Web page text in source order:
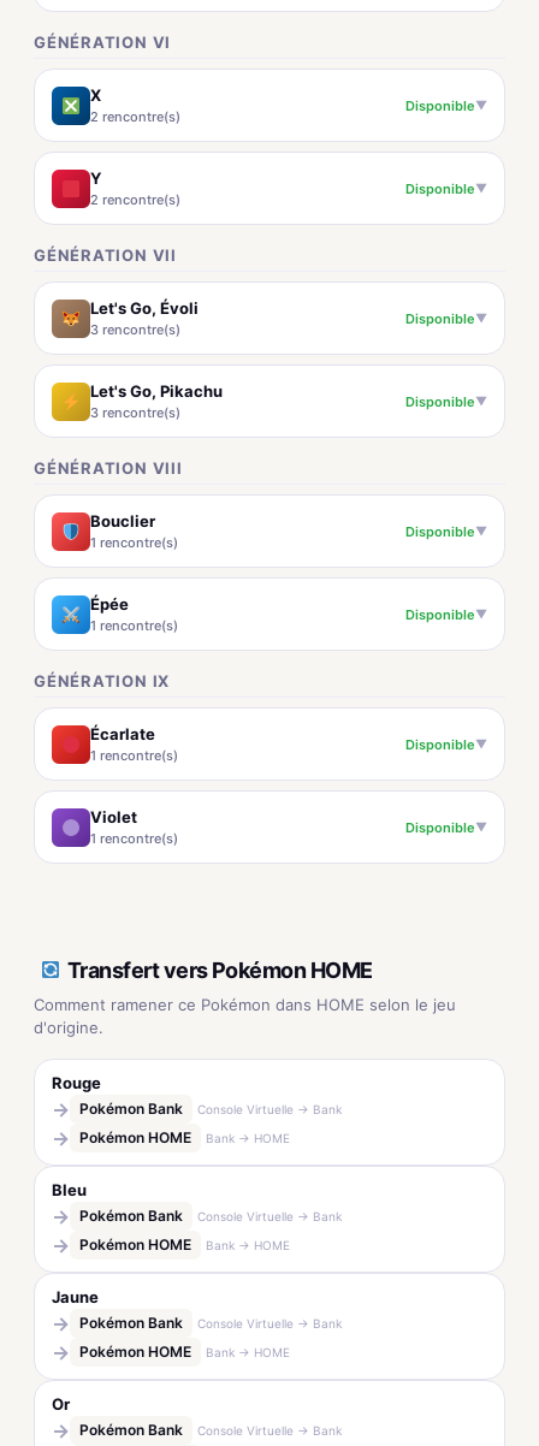
GÉNÉRATION VI
X
2 rencontre(s)
Disponible▼
Y
2 rencontre(s)
Disponible▼
GÉNÉRATION VII
Let's Go, Évoli
3 rencontre(s)
Disponible▼
Let's Go, Pikachu
3 rencontre(s)
Disponible▼
GÉNÉRATION VIII
Bouclier
1 rencontre(s)
Disponible▼
Épée
1 rencontre(s)
Disponible▼
GÉNÉRATION IX
Écarlate
1 rencontre(s)
Disponible▼
Violet
1 rencontre(s)
Disponible▼
Transfert vers Pokémon HOME
Comment ramener ce Pokémon dans HOME selon le jeu
d'origine.
Rouge
→ Pokémon Bank Console Virtuelle → Bank
→ Pokémon HOME Bank → HOME
Bleu
→ Pokémon Bank Console Virtuelle → Bank
→ Pokémon HOME Bank → HOME
Jaune
→ Pokémon Bank Console Virtuelle → Bank
→ Pokémon HOME Bank → HOME
Or
→ Pokémon Bank Console Virtuelle → Bank